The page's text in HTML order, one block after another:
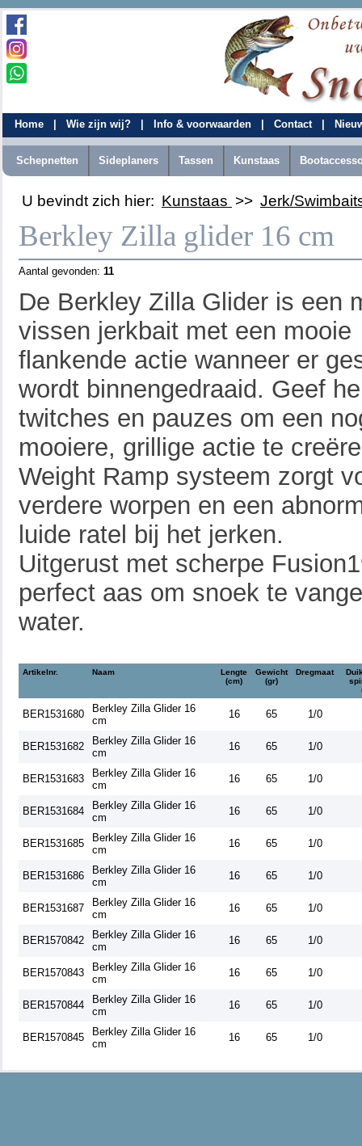
Home Wie zijn wij? Info & voorwaarden Contact
Schepnetten Sideplaners Tassen Kunstaas
U bevindt zich hier: Kunstaas >> Jerk/
Berkley Zilla glider 16 cm
Aantal gevonden: 11
De Berkley Zilla Glider is een
vissen jerkbait met een mooie
flankende actie wanneer er
wordt binnengedraaid. Geef
twitches en pauzes om een
mooiere, grillige actie te
Weight Ramp systeem zorgt
verdere worpen en een
luide ratel bij het jerken.
Uitgerust met scherpe
perfect aas om snoek te
water.
Artikelnr. Naam
Lengte
(cm)
Gewicht
(gr)
Dregmaat
BER1531680
Berkley Zilla Glider 16
cm
16 65 1/0
BER1531682
Berkley Zilla Glider 16
cm
16 65 1/0
BER1531683
Berkley Zilla Glider 16
cm
16 65 1/0
BER1531684
Berkley Zilla Glider 16
cm
16 65 1/0
BER1531685
Berkley Zilla Glider 16
cm
16 65 1/0
BER1531686
Berkley Zilla Glider 16
cm
16 65 1/0
BER1531687
Berkley Zilla Glider 16
cm
16 65 1/0
BER1570842
Berkley Zilla Glider 16
cm
16 65 1/0
BER1570843
Berkley Zilla Glider 16
cm
16 65 1/0
BER1570844
Berkley Zilla Glider 16
cm
16 65 1/0
BER1570845
Berkley Zilla Glider 16
cm
16 65 1/0